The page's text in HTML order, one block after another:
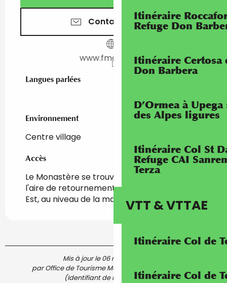
Itinéraire
Refuge Don
Itinéraire Certosa
Don Barbera
D’Ormea à
des Alpes ligures
Itinéraire Col St
Refuge CAI
Terza
VTT & VTTAE
Itinéraire Col de
Itinéraire Col de
Contactez-nous
www.fma-roya.fr
Langues parlées
Langues parlées
Environnement
Environnement
Centre village
Accès
Accès
Le Monastère se trouve à 10 mn à pied de
l'aire de retournement de Saorge quartiers
Est, au niveau de la maison de retraite.
Mis à jour le 06 mai 2026 à 10:59
par Office de Tourisme Menton, Riviera & Merveilles
(Identifiant de l'offre : 6219369)